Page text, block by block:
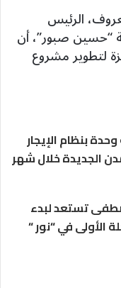
الرئيس
“حسين صبور”، أن
لتطوير مشروع
15 ألف وحدة بنظام الإيجار
الجديدة خلال شهر
تستعد لبدء
الأولى في “نور “